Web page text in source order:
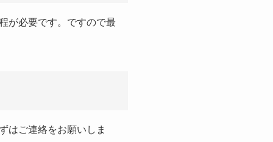
が必要です。ですので最
はご連絡をお願いしま